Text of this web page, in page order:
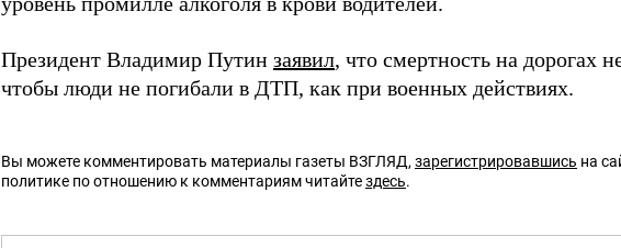
Президент Владимир Путин заявил, что смертность на дорогах
чтобы люди не погибали в ДТП, как при военных действиях.
Вы можете комментировать материалы газеты ВЗГЛЯД, зарегистрировавшись на
политике по отношению к комментариям читайтездесь.